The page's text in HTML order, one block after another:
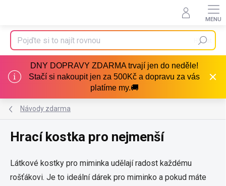
DNY DOPRAVY ZDARMA trvají jen do neděle!
Stačí si nakoupit jen za 500Kč a dopravu za vás
platíme my.🚚
Hledat
Návody zdarma
Hrací kostka pro nejmenší
Látkové kostky pro miminka udělají radost každému
rošťákovi. Je to ideální dárek pro miminko a pokud máte